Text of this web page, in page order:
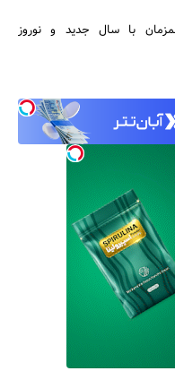
با سال جدید و نوروز